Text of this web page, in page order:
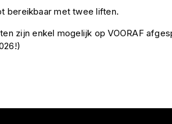
bereikbaar met twee liften.
zijn enkel mogelijk op VOORAF